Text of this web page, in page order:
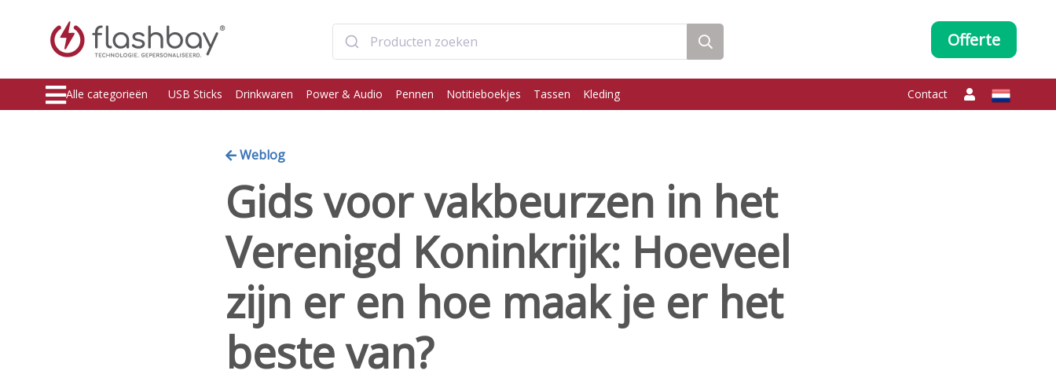
Offerte
Alle categorieën USB Sticks Drinkwaren Power & Audio Pennen Notitieboekjes Tassen Kleding Contact
Weblog
Gids voor vakbeurzen in het
Verenigd Koninkrijk: Hoeveel
zijn er en hoe maak je er het
beste van?